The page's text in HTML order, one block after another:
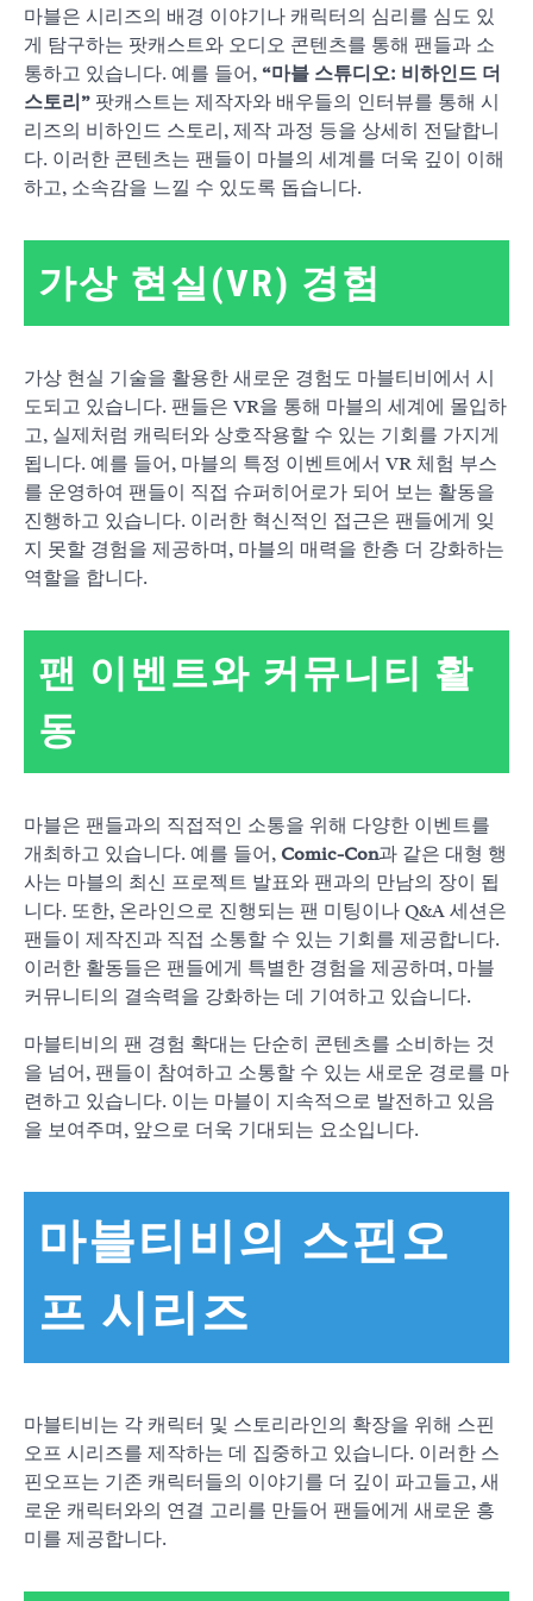
마블은 시리즈의 배경 이야기나 캐릭터의 심리를 심도 있
게 탐구하는 팟캐스트와 오디오 콘텐츠를 통해 팬들과 소
통하고 있습니다. 예를 들어, “마블 스튜디오: 비하인드 더
스토리” 팟캐스트는 제작자와 배우들의 인터뷰를 통해 시
리즈의 비하인드 스토리, 제작 과정 등을 상세히 전달합니
다. 이러한 콘텐츠는 팬들이 마블의 세계를 더욱 깊이 이해
하고, 소속감을 느낄 수 있도록 돕습니다.
가상 현실(VR) 경험
가상 현실 기술을 활용한 새로운 경험도 마블티비에서 시
도되고 있습니다. 팬들은 VR을 통해 마블의 세계에 몰입하
고, 실제처럼 캐릭터와 상호작용할 수 있는 기회를 가지게
됩니다. 예를 들어, 마블의 특정 이벤트에서 VR 체험 부스
를 운영하여 팬들이 직접 슈퍼히어로가 되어 보는 활동을
진행하고 있습니다. 이러한 혁신적인 접근은 팬들에게 잊
지 못할 경험을 제공하며, 마블의 매력을 한층 더 강화하는
역할을 합니다.
팬 이벤트와 커뮤니티 활
동
마블은 팬들과의 직접적인 소통을 위해 다양한 이벤트를
개최하고 있습니다. 예를 들어, Comic-Con과 같은 대형 행
사는 마블의 최신 프로젝트 발표와 팬과의 만남의 장이 됩
니다. 또한, 온라인으로 진행되는 팬 미팅이나 Q&A 세션은
팬들이 제작진과 직접 소통할 수 있는 기회를 제공합니다.
이러한 활동들은 팬들에게 특별한 경험을 제공하며, 마블
커뮤니티의 결속력을 강화하는 데 기여하고 있습니다.
마블티비의 팬 경험 확대는 단순히 콘텐츠를 소비하는 것
을 넘어, 팬들이 참여하고 소통할 수 있는 새로운 경로를 마
련하고 있습니다. 이는 마블이 지속적으로 발전하고 있음
을 보여주며, 앞으로 더욱 기대되는 요소입니다.
마블티비의 스핀오
프 시리즈
마블티비는 각 캐릭터 및 스토리라인의 확장을 위해 스핀
오프 시리즈를 제작하는 데 집중하고 있습니다. 이러한 스
핀오프는 기존 캐릭터들의 이야기를 더 깊이 파고들고, 새
로운 캐릭터와의 연결 고리를 만들어 팬들에게 새로운 흥
미를 제공합니다.